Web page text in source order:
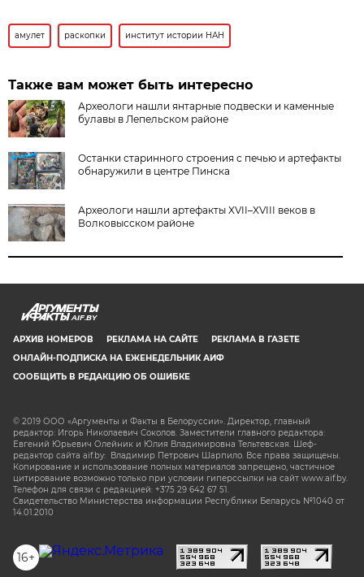
амулет раскопки институт истории НАН
Также вам может быть интересно
Археологи нашли янтарные подвески и каменные
булавы в Лепельском районе
Останки старинного строения с печью и артефакты
обнаружили в центре Пинска
Археологи нашли артефакты XVII–XVIII веков в
Волковысском районе
AIF.BY
АРХИВ НОМЕРОВ РЕКЛАМА НА САЙТЕ
РЕКЛАМА В ГАЗЕТЕ
ОНЛАЙН-ПОДПИСКА НА ЕЖЕНЕДЕЛЬНИК АИФ
СООБЩИТЬ В РЕДАКЦИЮ ОБ ОШИБКЕ
© 2019 ООО «Аргументы и Факты в Белоруссии». Директор, главный
редактор: Игорь Николаевич Соколов. Заместители главного редактора:
Евгений Юрьевич Олейник и Юлия Владимировна Тельтевская. Шеф-
редактор сайта aif.by: Владимир Петрович Шарпило. Все права защищены.
Копирование и использование полных материалов запрещено, частичное
цитирование возможно только при условии гиперссылки на сайт www.aif.by.
Телефон для связи с редакцией: +375 29 642 67 51.
Свидетельство Министерства информации Республики Беларусь №1040 от
14.01.2010
16+